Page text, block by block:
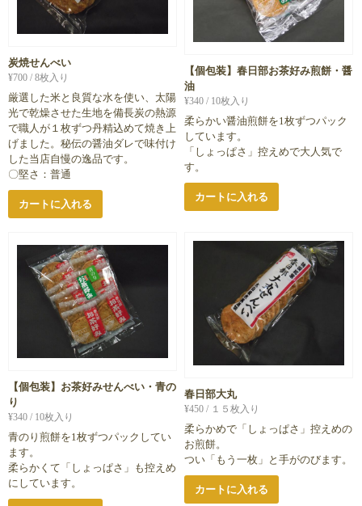
炭焼せんべい
¥700 / 8枚入り
厳選した米と良質な水を使い、太陽
光で乾燥させた生地を備長炭の熱源
で職人が１枚ずつ丹精込めて焼き上
げました。秘伝の醤油ダレで味付け
した当店自慢の逸品です。
〇堅さ：普通
カートに入れる
【個包装】春日部お茶好み煎餅・醤
油
¥340 / 10枚入り
柔らかい醤油煎餅を1枚ずつパック
しています。
「しょっぱさ」控えめで大人気で
す。
カートに入れる
【個包装】お茶好みせんべい・青の
り
¥340 / 10枚入り
青のり煎餅を1枚ずつパックしてい
ます。
柔らかくて「しょっぱさ」も控えめ
にしています。
春日部大丸
¥450 / １５枚入り
柔らかめで「しょっぱさ」控えめの
お煎餅。
つい「もう一枚」と手がのびます。
カートに入れる